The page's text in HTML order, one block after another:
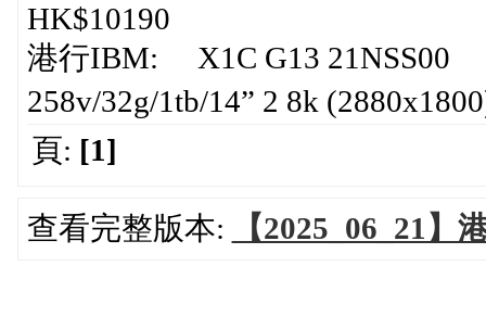
HK$10190
港行IBM: X1C G13 21NSS00
258v/32g/1tb/14” 2 8k
頁: [1]
查看完整版本: 【2025_06_21